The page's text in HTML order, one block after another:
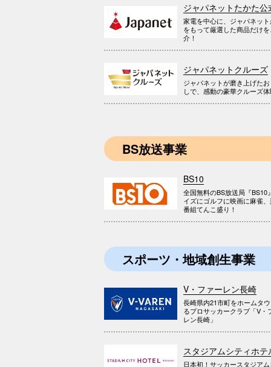
ジャパネットたかた公
家電を中心に、ジャパネッ
をもって厳選した商品だけ
介！
ジャパネットクルーズ
ジャパネットが磨き上げた
しで、感動の豪華クルーズ体
BS放送事業
BS10
全国無料のBS放送局『BS10
イズにゴルフに映画に麻雀
番組てんこ盛り！
スポーツ・地域創生事業
V・ファーレン長崎
長崎県内21市町をホームタ
るプロサッカークラブ「V・
レン長崎」
スタジアムシティホテ
日本初！サッカースタジア